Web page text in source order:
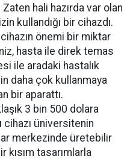
hali hazırda var olan
kullandığı bir cihazdı.
önemi bir miktar
hasta ile direk temas
ile aradaki hastalık
daha çok kullanmaya
bir aparattı.
3 bin 500 dolara
cihazı üniversitenin
merkezinde üretebilir
tasarımlarla